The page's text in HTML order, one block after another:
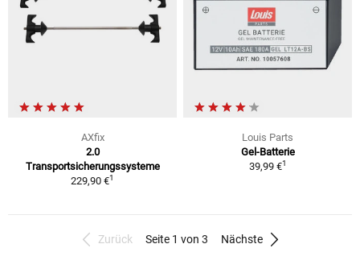
AXfix
2.0
Transportsicherungssysteme
229,90 €1
Louis Parts
Gel-Batterie
39,99 €1
Zurück Seite 1 von 3 Nächste